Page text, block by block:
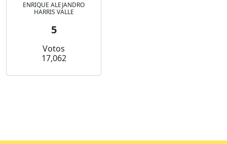
ENRIQUE ALEJANDRO
HARRIS VALLE
5
Votos
17,062